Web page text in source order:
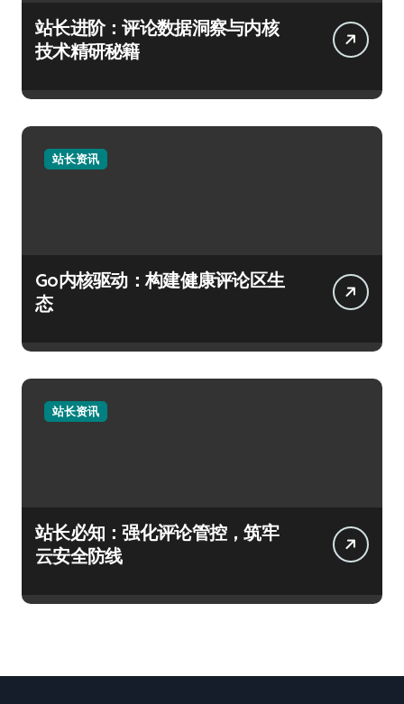
站长进阶：评论数据洞察与内核
技术精研秘籍
站长资讯
Go内核驱动：构建健康评论区生
态
站长资讯
站长必知：强化评论管控，筑牢
云安全防线